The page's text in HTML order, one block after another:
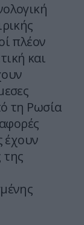
πλέον
και
τη Ρωσία
έχουν
της